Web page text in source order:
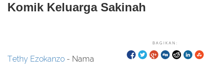
Komik Keluarga Sakinah
BAGIKAN:
Tethy Ezokanzo - Nama